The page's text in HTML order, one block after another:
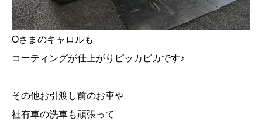
Oさまのキャロルも
コーティングが仕上がりピッカピカです♪
その他お引渡し前のお車や
社有車の洗車も頑張って